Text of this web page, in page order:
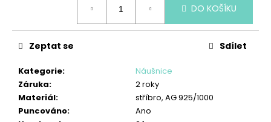
DO KOŠÍKU
Kategorie:
Náušnice
Záruka:
2 roky
Materiál:
stříbro, AG 925/1000
Puncováno:
Ano
Zeptat se Sdílet
m
PŘÍVĚSEK
ANDĚL
BEZPODMÍNEČNOSTI
950